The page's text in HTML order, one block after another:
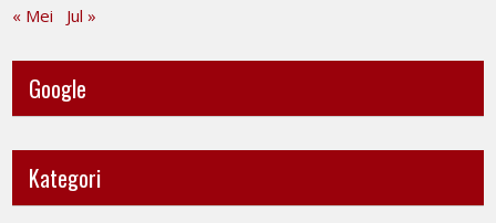
« Mei
Jul »
Google
Kategori